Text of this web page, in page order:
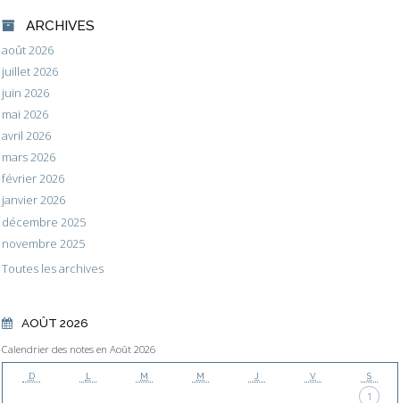
ARCHIVES
août 2026
juillet 2026
juin 2026
mai 2026
avril 2026
mars 2026
février 2026
janvier 2026
décembre 2025
novembre 2025
Toutes les archives
AOÛT 2026
Calendrier des notes en Août 2026
D L M M J V S
1